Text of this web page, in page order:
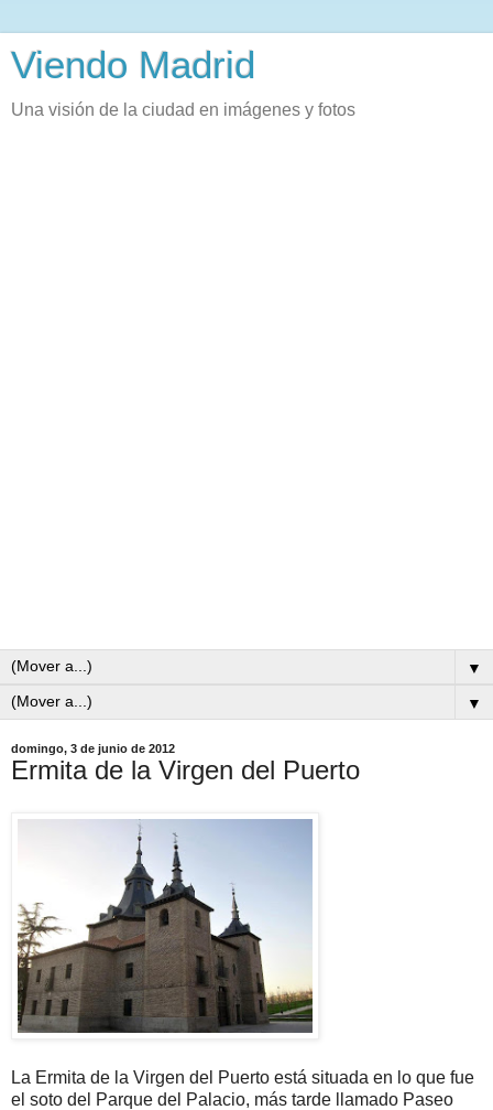
Viendo Madrid
Una visión de la ciudad en imágenes y fotos
▼
▼
domingo, 3 de junio de 2012
Ermita de la Virgen del Puerto
La Ermita de la Virgen del Puerto está situada en lo que fue
el soto del Parque del Palacio, más tarde llamado Paseo